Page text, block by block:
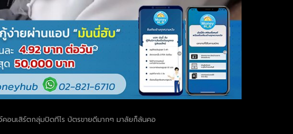
อนเสิร์ตกลุ่มปิดทีไร บัตรขายดีมากๆ มาลัยก็ล้นคอ